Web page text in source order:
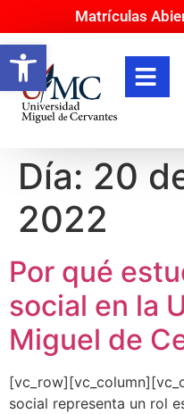
Abrir barra
Matrículas
Día: 20
2022
Por qué
social en la
Miguel de
social representa un rol